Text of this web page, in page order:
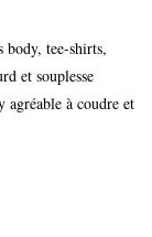
tee-shirts,
et souplesse
agréable à coudre et